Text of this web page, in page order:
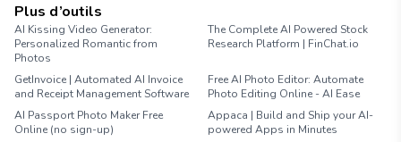
Plus d’outils
AI Kissing Video Generator:
Personalized Romantic from
Photos
The Complete AI Powered Stock
Research Platform | FinChat.io
GetInvoice | Automated AI Invoice
and Receipt Management Software
Free AI Photo Editor: Automate
Photo Editing Online - AI Ease
AI Passport Photo Maker Free
Online (no sign-up)
Appaca | Build and Ship your AI-
powered Apps in Minutes